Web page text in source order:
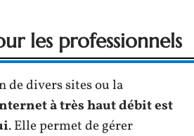
les professionnels
de divers sites ou la
à très haut débit est
. Elle permet de gérer